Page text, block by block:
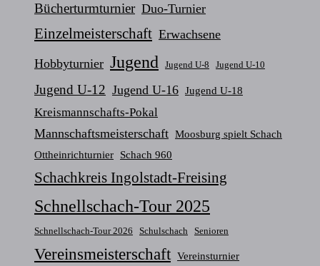
Bücherturmturnier Duo-Turnier
Einzelmeisterschaft Erwachsene
Hobbyturnier Jugend Jugend U-8 Jugend U-10
Jugend U-12 Jugend U-16 Jugend U-18
Kreismannschafts-Pokal
Mannschaftsmeisterschaft Moosburg spielt Schach
Ottheinrichturnier Schach 960
Schachkreis Ingolstadt-Freising
Schnellschach-Tour 2025
Schnellschach-Tour 2026 Schulschach Senioren
Vereinsmeisterschaft Vereinsturnier